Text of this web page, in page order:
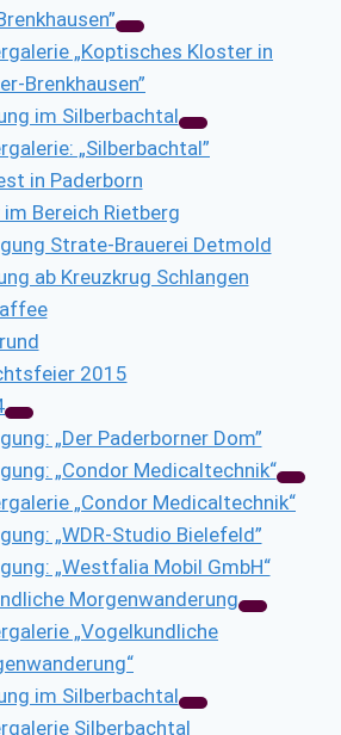
„Koptisches Kloster in
Brenkhausen”
im Silberbachtal
„Silberbachtal”
in Paderborn
Bereich Rietberg
Strate-Brauerei Detmold
ab Kreuzkrug Schlangen
2015
„Der Paderborner Dom”
„Condor Medicaltechnik“
„Condor Medicaltechnik“
„WDR-Studio Bielefeld”
„Westfalia Mobil GmbH“
Morgenwanderung
„Vogelkundliche
im Silberbachtal
Silberbachtal